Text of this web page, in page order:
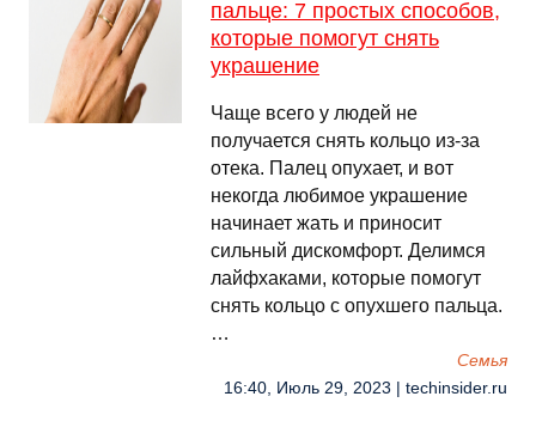
пальце: 7 простых способов,
которые помогут снять
украшение
Чаще всего у людей не
получается снять кольцо из-за
отека. Палец опухает, и вот
некогда любимое украшение
начинает жать и приносит
сильный дискомфорт. Делимся
лайфхаками, которые помогут
снять кольцо с опухшего пальца.
…
Семья
16:40, Июль 29, 2023 | techinsider.ru